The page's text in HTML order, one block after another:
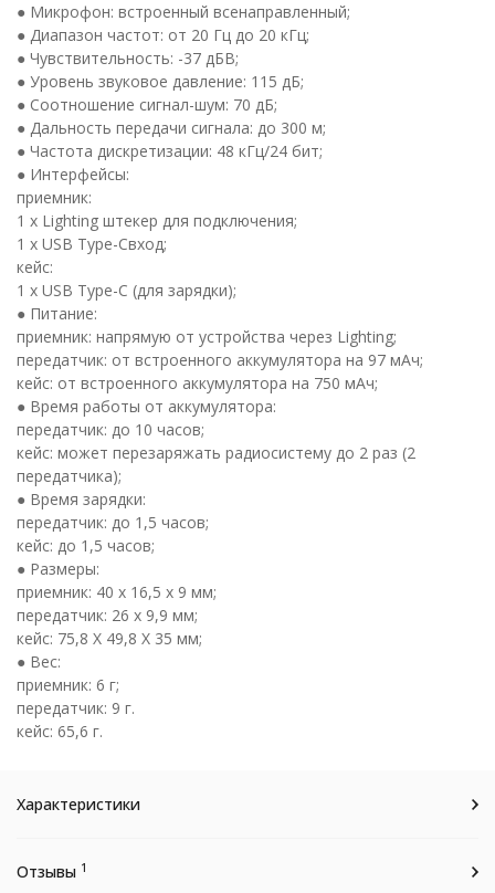
● Микрофон: встроенный всенаправленный;
● Диапазон частот: от 20 Гц до 20 кГц;
● Чувствительность: -37 дБВ;
● Уровень звуковое давление: 115 дБ;
● Соотношение сигнал-шум: 70 дБ;
● Дальность передачи сигнала: до 300 м;
● Частота дискретизации: 48 кГц/24 бит;
● Интерфейсы:
приемник:
1 х Lighting штекер для подключения;
1 х USB Type-Cвход;
кейс:
1 х USB Type-C (для зарядки);
● Питание:
приемник: напрямую от устройства через Lighting;
передатчик: от встроенного аккумулятора на 97 мАч;
кейс: от встроенного аккумулятора на 750 мАч;
● Время работы от аккумулятора:
передатчик: до 10 часов;
кейс: может перезаряжать радиосистему до 2 раз (2
передатчика);
● Время зарядки:
передатчик: до 1,5 часов;
кейс: до 1,5 часов;
● Размеры:
приемник: 40 х 16,5 х 9 мм;
передатчик: 26 х 9,9 мм;
кейс: 75,8 Х 49,8 Х 35 мм;
● Вес:
приемник: 6 г;
передатчик: 9 г.
кейс: 65,6 г.
Характеристики
Отзывы 1